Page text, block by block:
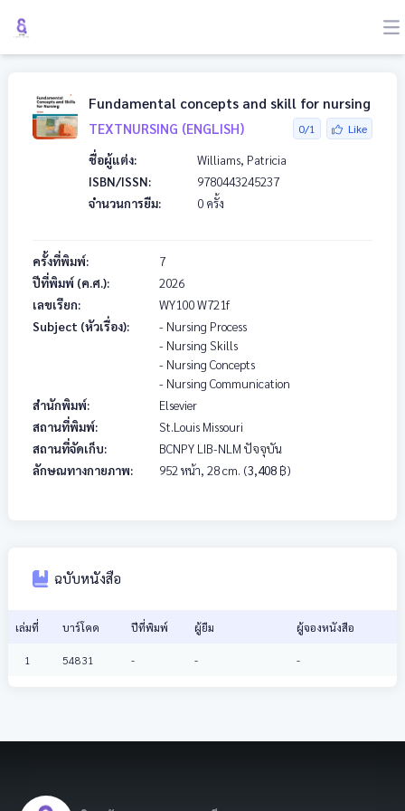
Fundamental concepts and skill for nursing
TEXTNURSING (ENGLISH)
0/1 Like
ชื่อผู้แต่ง:
Williams, Patricia
ISBN/ISSN:
9780443245237
จำนวนการยืม:
0 ครั้ง
ครั้งที่พิมพ์:
7
ปีที่พิมพ์ (ค.ศ.):
2026
เลขเรียก:
WY100W721f
Subject (หัวเรื่อง):
- Nursing Process
- Nursing Skills
- Nursing Concepts
- Nursing Communication
สำนักพิมพ์:
Elsevier
สถานที่พิมพ์:
St.Louis Missouri
สถานที่จัดเก็บ:
BCNPY LIB-NLM ปัจจุบัน
ลักษณทางกายภาพ:
952 หน้า, 28 cm. (3,408 ฿)
ฉบับหนังสือ
เล่มที่ บาร์โคด ปีที่พิมพ์ ผู้ยืม ผู้จองหนังสือ
1 54831 - - -